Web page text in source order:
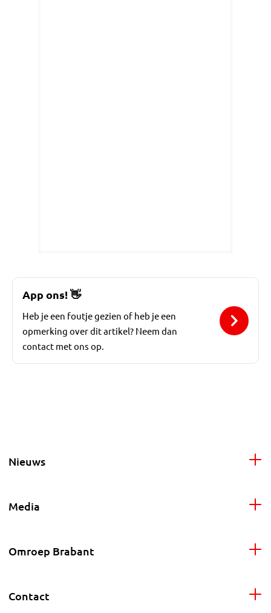
App ons!👋
Heb je een foutje gezien of heb je een
opmerking over dit artikel? Neem dan
contact met ons op.
Nieuws
Media
Omroep Brabant
Contact